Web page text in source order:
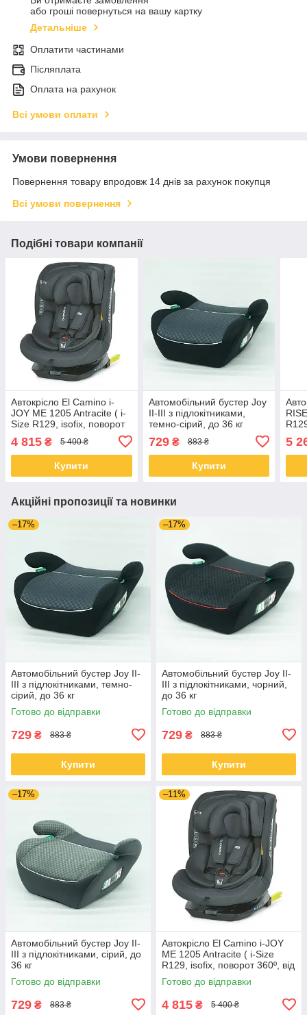
або гроші повернуться на вашу картку
Детальніше
Оплатити частинами
Післяплата
Оплата на рахунок
Всі умови оплати
Умови повернення
Повернення товару впродовж 14 днів за рахунок покупця
Всі умови повернення
Подібні товари компанії
Автокрісло El Camino i-
JOY ME 1205 Antracite ( i-
Size R129, isofix, поворот
4 815 ₴ 5 400 ₴
Купити
Автомобільний бустер Joy
II-III з підлокітниками,
темно-сірий, до 36 кг
729₴ 883 ₴
Купити
5
Акційні пропозиції та новинки
–17%
Автомобільний бустер Joy II-
III з підлокітниками, темно-
сірий, до 36 кг
Готово до відправки
729 ₴ 883 ₴
Купити
–17%
Автомобільний бустер Joy II-
III з підлокітниками, чорний,
до 36 кг
Готово до відправки
729 ₴ 883 ₴
Купити
–17%
Автомобільний бустер Joy II-
III з підлокітниками, сірий, до
36 кг
Готово до відправки
729 ₴ 883 ₴
–11%
Автокрісло El Camino i-JOY
ME 1205 Antracite ( i-Size
R129, isofix, поворот 360º, від
0 до 12 років)
Готово до відправки
4 815 ₴ 5 400 ₴